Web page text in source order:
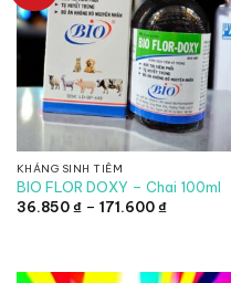
KHÁNG SINH TIÊM
BIO FLOR DOXY – Chai 100ml
36.850₫ – 171.600₫Khoảng
171.600 ₫